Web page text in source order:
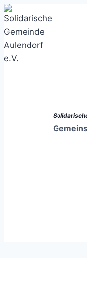
Zum
Inhalt
springen